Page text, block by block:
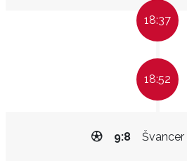
18:37
18:52
9:8